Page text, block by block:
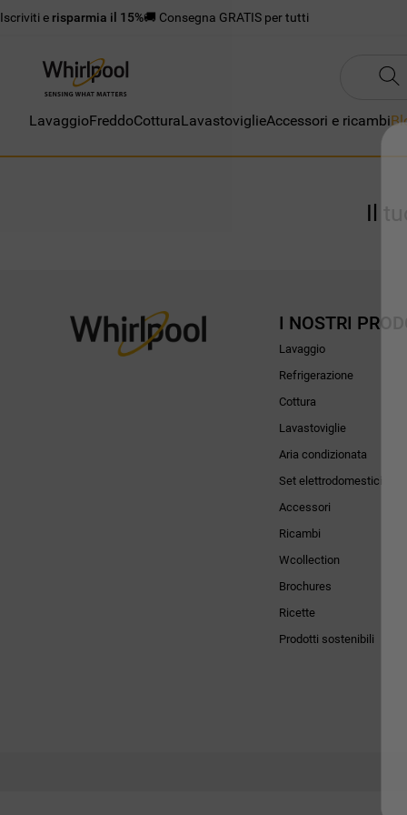
Iscriviti e risparmia il 15%🚚 Consegna GRATIS per tutti
LavaggioFreddoCotturaLavastoviglieAccessori e ricambi
Il
I NOSTRI
Lavaggio
Refrigerazione
Cottura
Lavastoviglie
Aria condizionata
Set elettrodomestici
Accessori
Ricambi
Wcollection
Brochures
Ricette
Prodotti sostenibili